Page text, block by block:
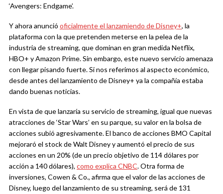
‘Avengers: Endgame’.
Y ahora anunció oficialmente el lanzamiendo de Disney+, la
plataforma con la que pretenden meterse en la pelea de la
industria de streaming, que dominan en gran medida Netflix,
HBO+ y Amazon Prime. Sin embargo, este nuevo servicio amenaza
con llegar pisando fuerte. Si nos referimos al aspecto económico,
desde antes del lanzamiento de Disney+ ya la compañía estaba
dando buenas noticias.
En vista de que lanzaría su servicio de streaming, igual que nuevas
atracciones de ‘Star Wars’ en su parque, su valor en la bolsa de
acciones subió agresivamente. El banco de acciones BMO Capital
mejoraró el stock de Walt Disney y aumentó el precio de sus
acciones en un 20% (de un precio objetivo de 114 dólares por
acción a 140 dólares), como explica CNBC. Otra forma de
inversiones, Cowen & Co., afirma que el valor de las acciones de
Disney, luego del lanzamiento de su streaming, será de 131